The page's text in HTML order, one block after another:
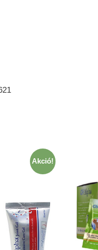
Akció!